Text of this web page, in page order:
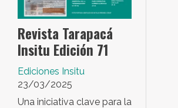
Revista Tarapacá
Insitu Edición 71
Ediciones Insitu
23/03/2025
Una iniciativa clave para la